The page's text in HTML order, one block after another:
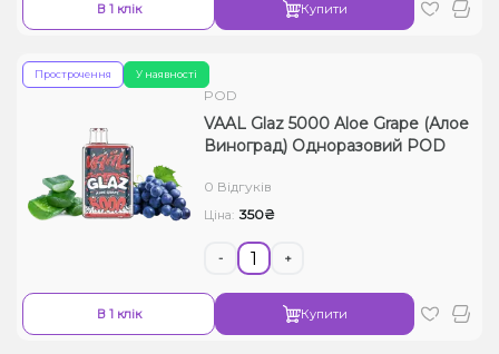
В 1 клік Купити
У наявності
Прострочення
POD
VAAL Glaz 5000 Aloe Grape (Алое
Виноград) Одноразовий POD
0 Відгуків
Ціна: 350₴
- +
В 1 клік Купити